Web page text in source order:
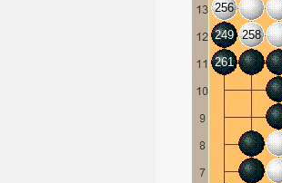
249
256
258
261